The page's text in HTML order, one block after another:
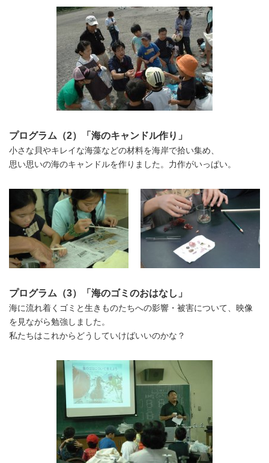
プログラム（2）「海のキャンドル作り」
小さな貝やキレイな海藻などの材料を海岸で拾い集め、
思い思いの海のキャンドルを作りました。力作がいっぱい。
プログラム（3）「海のゴミのおはなし」
海に流れ着くゴミと生きものたちへの影響・被害について、映像
を見ながら勉強しました。
私たちはこれからどうしていけばいいのかな？